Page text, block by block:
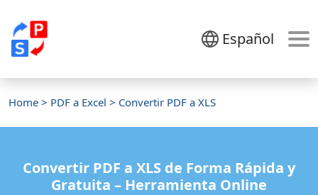
Español
Home > PDF a Excel > Convertir PDF a XLS
Convertir PDF a XLS de Forma Rápida y
Gratuita – Herramienta Online